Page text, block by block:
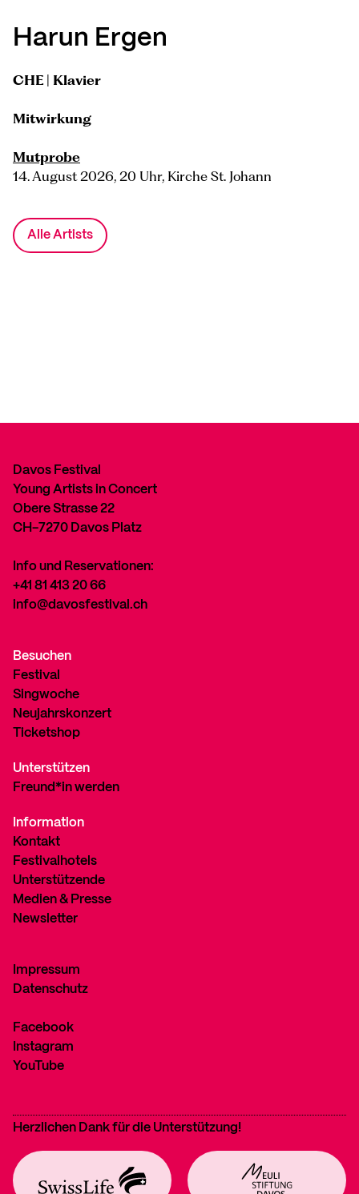
Harun Ergen
CHE | Klavier
Mitwirkung
Mutprobe
14. August 2026, 20 Uhr, Kirche St. Johann
Alle Artists
Davos Festival
Young Artists in Concert
Obere Strasse 22
CH-7270 Davos Platz
Info und Reservationen:
+41 81 413 20 66
info@davosfestival.ch
Besuchen
Festival
Singwoche
Neujahrskonzert
Ticketshop
Unterstützen
Freund*in werden
Information
Kontakt
Festivalhotels
Unterstützende
Medien & Presse
Newsletter
Impressum
Datenschutz
Facebook
Instagram
YouTube
Herzlichen Dank für die Unterstützung!